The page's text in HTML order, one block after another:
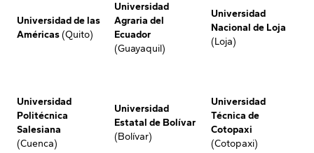
Universidad de las
Américas(Quito)
Universidad
Agraria del
Ecuador
(Guayaquil)
Universidad
Nacional de Loja
(Loja)
Universidad
Politécnica
Salesiana
(Cuenca)
Universidad
Estatal de Bolívar
(Bolívar)
Universidad
Técnica de
Cotopaxi
(Cotopaxi)